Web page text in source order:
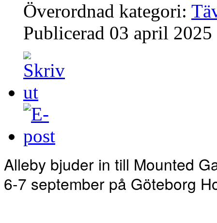
Överordnad kategori:
Publicerad 03 april 2025
Alleby bjuder in till Mounted
6-7 september på Göteborg